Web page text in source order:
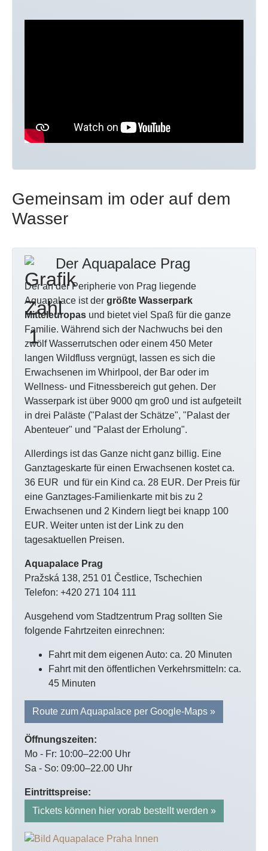
Gemeinsam im oder auf dem
Wasser
Der Aquapalace Prag
Der an der Peripherie von Prag liegende
Aquapalace ist der größte Wasserpark
Mitteleuropas und bietet viel Spaß für die ganze
Familie. Während sich der Nachwuchs bei den
zwölf Wasserrutschen oder einem 450 Meter
langen Wildfluss vergnügt, lassen es sich die
Erwachsenen im Whirlpool, der Bar oder im
Wellness- und Fitnessbereich gut gehen. Der
Wasserpark ist über 9000 qm gro0 und ist aufgeteilt
in drei Paläste ("Palast der Schätze", "Palast der
Abenteuer" und "Palast der Erholung".
Allerdings ist das Ganze nicht ganz billig. Eine
Ganztageskarte für einen Erwachsenen kostet ca.
36 EUR und für ein Kind ca. 28 EUR. Der Preis für
eine Ganztages-Familienkarte mit bis zu 2
Erwachsenen und 2 Kindern liegt bei knapp 100
EUR. Weiter unten ist der Link zu den
tagesaktuellen Preisen.
Aquapalace Prag
Pražská 138, 251 01 Čestlice, Tschechien
Telefon: +420 271 104 111
Ausgehend vom Stadtzentrum Prag sollten Sie
folgende Fahrtzeiten einrechnen:
Fahrt mit dem eigenen Auto: ca. 20 Minuten
Fahrt mit den öffentlichen Verkehrsmitteln: ca.
45 Minuten
Route zum Aquapalace per Google-Maps »
Öffnungszeiten:
Mo - Fr: 10:00–22:00 Uhr
Sa - So: 09:00–22.00 Uhr
Eintrittspreise:
Tickets können hier vorab bestellt werden »